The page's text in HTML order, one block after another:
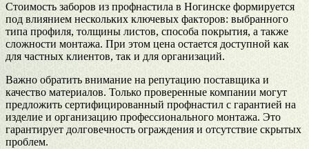
Стоимость заборов из профнастила в Ногинске формируется
под влиянием нескольких ключевых факторов: выбранного
типа профиля, толщины листов, способа покрытия, а также
сложности монтажа. При этом цена остается доступной как
для частных клиентов, так и для организаций.
Важно обратить внимание на репутацию поставщика и
качество материалов. Только проверенные компании могут
предложить сертифицированный профнастил с гарантией на
изделие и организацию профессионального монтажа. Это
гарантирует долговечность ограждения и отсутствие скрытых
проблем.